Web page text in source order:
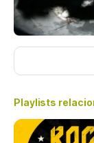
Playlists